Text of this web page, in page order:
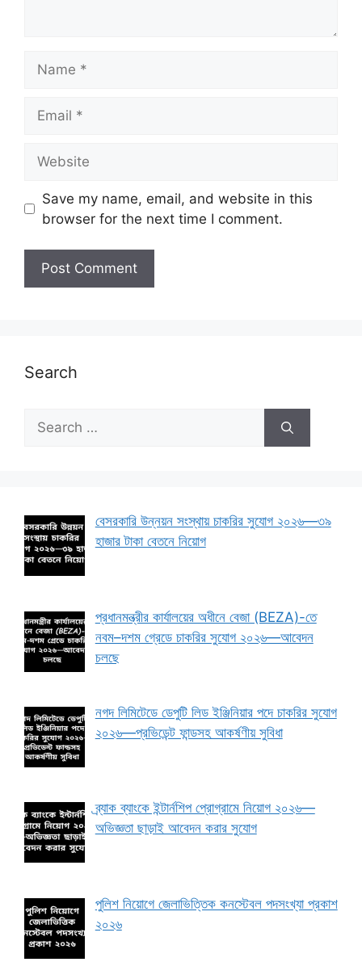
Save my name, email, and website in this
browser for the next time I comment.
Search
Search
for:
বেসরকারি উন্নয়ন সংস্থায় চাকরির সুযোগ ২০২৬—৩৯
হাজার টাকা বেতনে নিয়োগ
প্রধানমন্ত্রীর কার্যালয়ের অধীনে বেজা (BEZA)-তে
নবম–দশম গ্রেডে চাকরির সুযোগ ২০২৬—আবেদন
চলছে
নগদ লিমিটেডে ডেপুটি লিড ইঞ্জিনিয়ার পদে চাকরির সুযোগ
২০২৬—প্রভিডেন্ট ফান্ডসহ আকর্ষণীয় সুবিধা
ব্র্যাক ব্যাংকে ইন্টার্নশিপ প্রোগ্রামে নিয়োগ ২০২৬—
অভিজ্ঞতা ছাড়াই আবেদন করার সুযোগ
পুলিশ নিয়োগে জেলাভিত্তিক কনস্টেবল পদসংখ্যা প্রকাশ
২০২৬